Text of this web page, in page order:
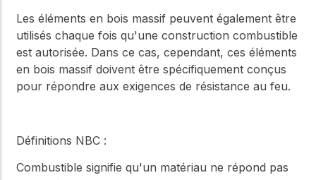
Les éléments en bois massif peuvent également être
utilisés chaque fois qu'une construction combustible
est autorisée. Dans ce cas, cependant, ces éléments
en bois massif doivent être spécifiquement conçus
pour répondre aux exigences de résistance au feu.
Définitions NBC :
Combustible signifie qu'un matériau ne répond pas